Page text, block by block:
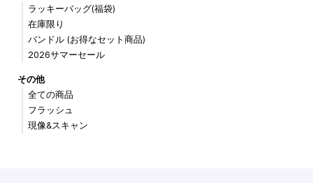
ラッキーバッグ(福袋)
在庫限り
バンドル (お得なセット商品)
2026サマーセール
その他
全ての商品
フラッシュ
現像&スキャン